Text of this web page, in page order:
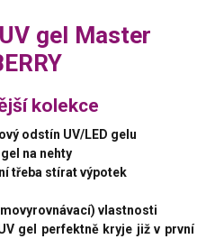
gel Master
kolekce
odstín UV/LED gelu
na nehty
třeba stírat výpotek
vlastnosti
gel perfektně kryje již v první